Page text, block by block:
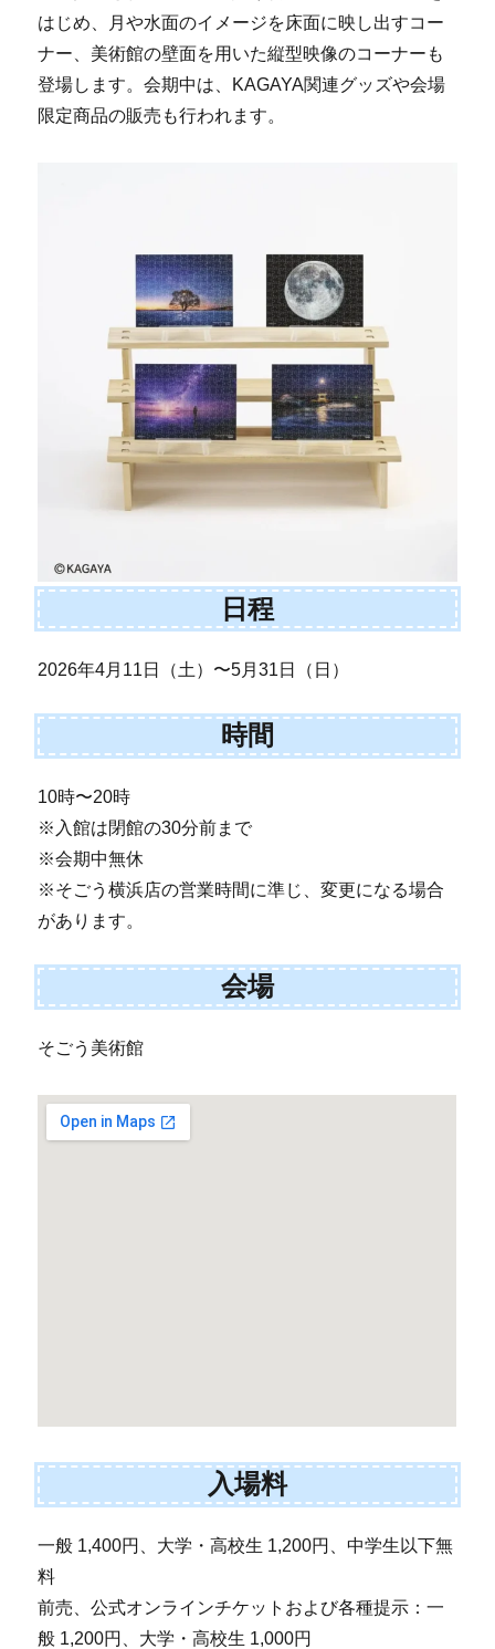
はじめ、月や水面のイメージを床面に映し出すコー
ナー、美術館の壁面を用いた縦型映像のコーナーも
登場します。会期中は、KAGAYA関連グッズや会場
限定商品の販売も行われます。
日程
2026年4月11日（土）〜5月31日（日）
時間
10時〜20時
※入館は閉館の30分前まで
※会期中無休
※そごう横浜店の営業時間に準じ、変更になる場合
があります。
会場
そごう美術館
入場料
一般 1,400円、大学・高校生 1,200円、中学生以下無
料
前売、公式オンラインチケットおよび各種提示：一
般 1,200円、大学・高校生 1,000円